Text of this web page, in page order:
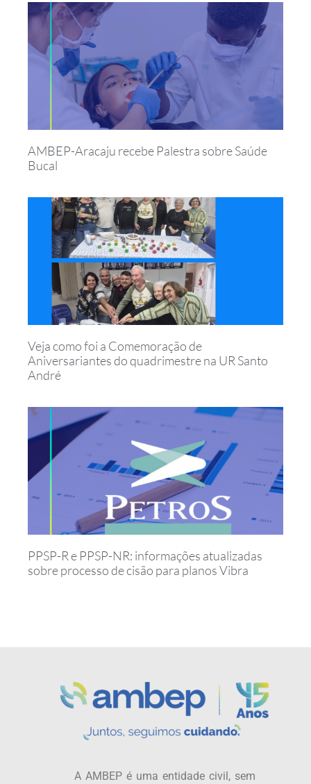
AMBEP-Aracaju recebe Palestra sobre Saúde
Bucal
Veja como foi a Comemoração de
Aniversariantes do quadrimestre na UR Santo
André
PPSP-R e PPSP-NR: informações atualizadas
sobre processo de cisão para planos Vibra
A AMBEP é uma entidade civil, sem